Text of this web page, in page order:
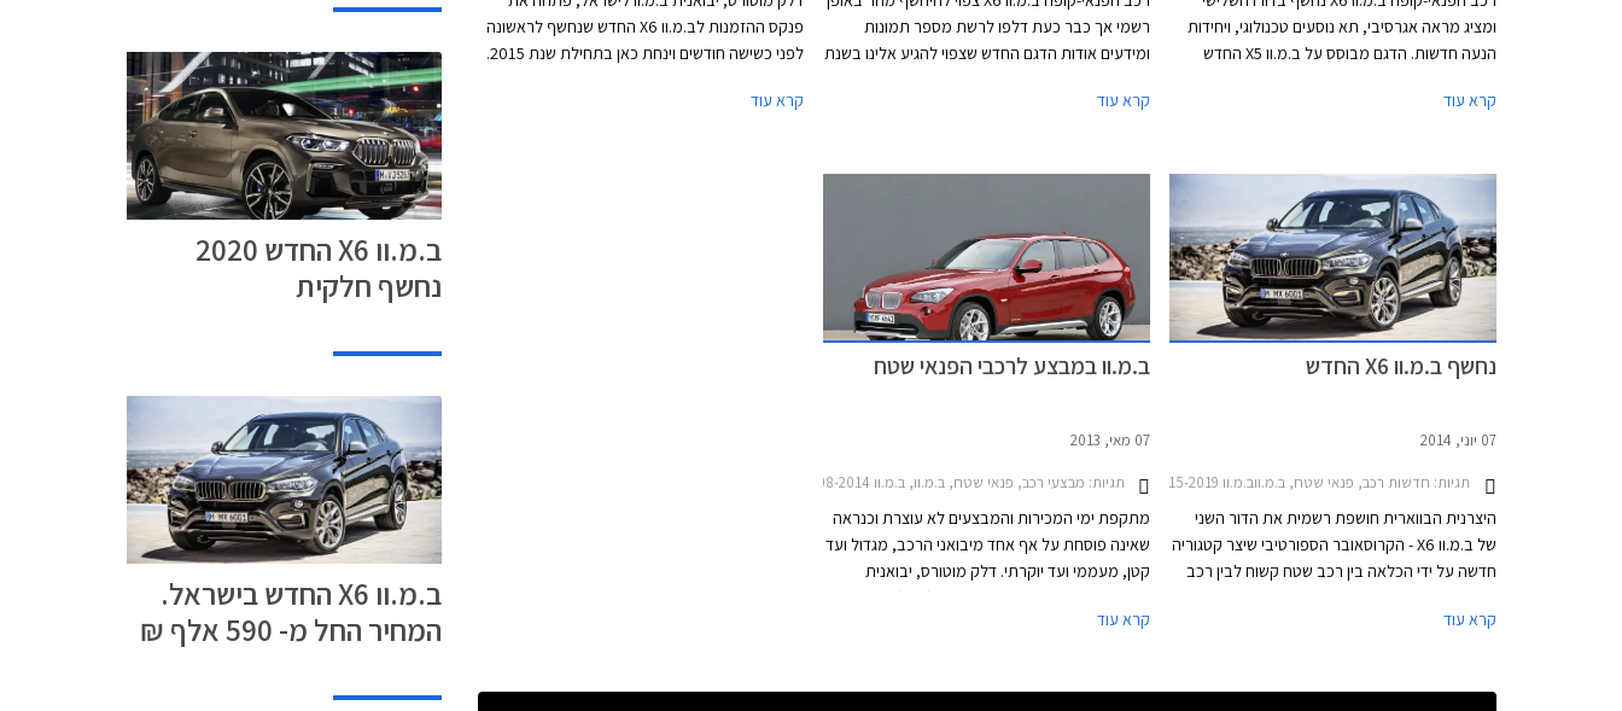
ומציג מראה אגרסיבי, תא נוסעים טכנולוגי, ויחידות
הנעה חדשות. הדגם מבוסס על ב.מ.וו X5 החדש
האחוריים.
קרא עוד
רשמי אך כבר כעת דלפו לרשת מספר תמונות
ומידעים אודות הדגם החדש שצפוי להגיע אלינו בשנת
המעודכנת של ב.מ.וו וכולל גריל כליות ענק אשר ב-
תפיחות בבתי הגלגלים ובכתפיים.
קרא עוד
פנקס ההזמנות לב.מ.וו X6 החדש שנחשף לראשונה
לפני כשישה חודשים וינחת כאן בתחילת שנת 2015.
וחזית קשוחה בדומה לדור הקודם שהושק לראשונה
קרא עוד
נחשף ב.מ.וו X6 החדש
07 יוני, 2014
תגיות: חדשות רכב, פנאי שטח, ב.מ.ווב.מ.וו X6 2015-2019
היצרנית הבווארית חושפת רשמית את הדור השני
של ב.מ.וו X6 - הקרוסאובר הספורטיבי שיצר קטגוריה
חדשה על ידי הכלאה בין רכב שטח קשוח לבין רכב
קרא עוד
ב.מ.וו במבצע לרכבי הפנאי שטח
07 מאי, 2013
תגיות: מבצעי רכב, פנאי שטח, ב.מ.וו, ב.מ.וו X6 2008-2014, ב.מ.וו X1 2010-2015, ב.מ.וו X3 2012-2014ב.מ.וו X5 2010-2013
מתקפת ימי המכירות והמבצעים לא עוצרת וכנראה
שאינה פוסחת על אף אחד מיבואני הרכב, מגדול ועד
קטן, מעממי ועד יוקרתי. דלק מוטורס, יבואנית
ב.מ.וו לישראל, תקיים בימים רביעי (היום) עד שישי
קרא עוד
ב.מ.וו X6 החדש 2020
נחשף חלקית
ב.מ.וו X6 החדש בישראל.
המחיר החל מ- 590 אלף ₪